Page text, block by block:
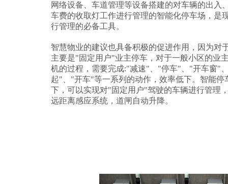
网络设备、车道管理等设备搭建的对车辆的出入
车费的收取灯工作进行管理的智能化停车场，是
行管理的必备工具。
智慧物业的建议也具备积极的促进作用，因为对
主要是"固定用户"业主停车，对于一般小区的业
机的过程，需要完成:"减速"、"停车"、"开车窗"
起"、"开车"等一系列的动作，效率低下。智能停
下，可以实现对"固定用户"驾驶的车辆进行管理
远距离感应系统，道闸自动升降。